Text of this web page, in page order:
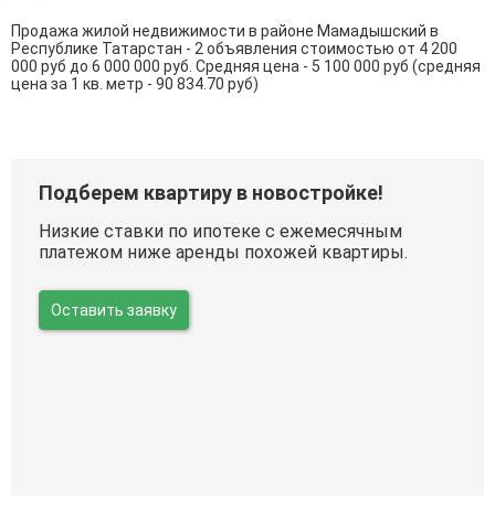
Продажа жилой недвижимости в районе Мамадышский в
Республике Татарстан - 2 объявления стоимостью от 4 200
000 руб до 6 000 000 руб. Средняя цена - 5 100 000 руб (средняя
цена за 1 кв. метр - 90 834.70 руб)
Подберем квартиру в новостройке!
Низкие ставки по ипотеке с ежемесячным
платежом ниже аренды похожей квартиры.
Оставить заявку